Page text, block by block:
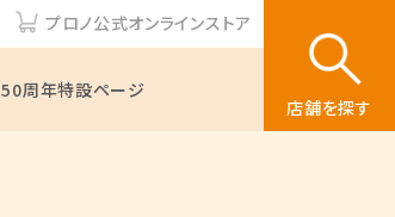
プロノ公式オンラインストア
50周年特設ページ
店舗を探す